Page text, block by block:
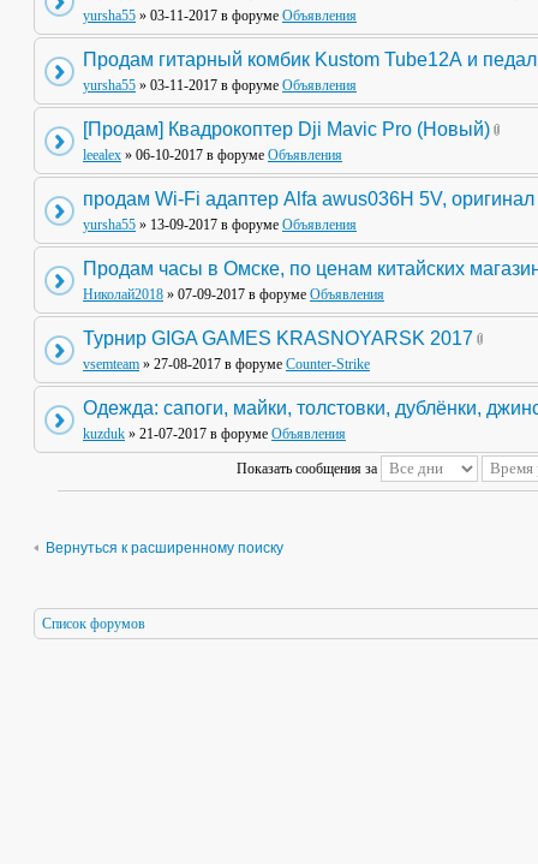
yursha55 » 03-11-2017 в форуме Объявления
Продам гитарный комбик Kustom Tube12А и
yursha55 » 03-11-2017 в форуме Объявления
[Продам] Квадрокоптер Dji Mavic Pro (Новый)
leealex » 06-10-2017 в форуме Объявления
продам Wi-Fi адаптер Alfa awus036H 5V, оригинал
yursha55 » 13-09-2017 в форуме Объявления
Продам часы в Омске, по ценам китайских
Николай2018 » 07-09-2017 в форуме Объявления
Турнир GIGA GAMES KRASNOYARSK 2017
vsemteam » 27-08-2017 в форуме Counter-Strike
Одежда: сапоги, майки, толстовки, дублёнки,
kuzduk » 21-07-2017 в форуме Объявления
Показать сообщения за
Вернуться к расширенному поиску
Список форумов